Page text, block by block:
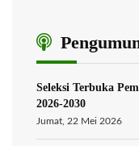
Seleksi Terbuka
2026-2030
Jumat, 22 Mei 2026